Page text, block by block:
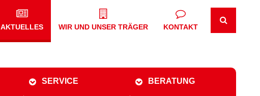
AKTUELLES WIR UND UNSER TRÄGER KONTAKT
SERVICE BERATUNG